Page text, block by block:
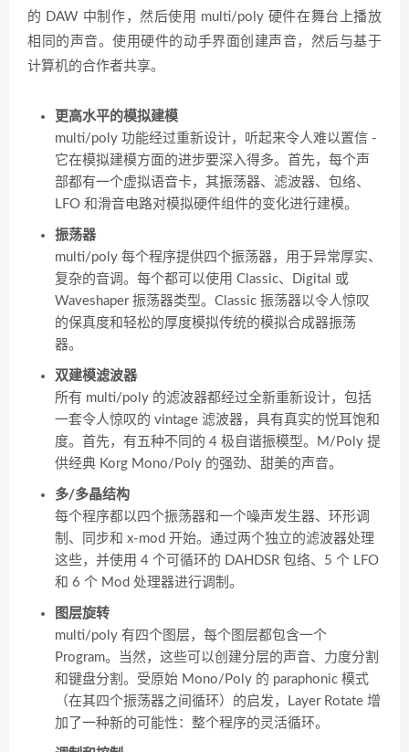
的 DAW 中制作，然后使用 multi/poly 硬件在舞台上播放
相同的声音。使用硬件的动手界面创建声音，然后与基于
计算机的合作者共享。
更高水平的模拟建模
multi/poly 功能经过重新设计，听起来令人难以置信 -
它在模拟建模方面的进步要深入得多。首先，每个声
部都有一个虚拟语音卡，其振荡器、滤波器、包络、
LFO 和滑音电路对模拟硬件组件的变化进行建模。
振荡器
multi/poly 每个程序提供四个振荡器，用于异常厚实、
复杂的音调。每个都可以使用 Classic、Digital 或
Waveshaper 振荡器类型。Classic 振荡器以令人惊叹
的保真度和轻松的厚度模拟传统的模拟合成器振荡
器。
双建模滤波器
所有 multi/poly 的滤波器都经过全新重新设计，包括
一套令人惊叹的 vintage 滤波器，具有真实的悦耳饱和
度。首先，有五种不同的 4 极自谐振模型。M/Poly 提
供经典 Korg Mono/Poly 的强劲、甜美的声音。
多/多晶结构
每个程序都以四个振荡器和一个噪声发生器、环形调
制、同步和 x-mod 开始。通过两个独立的滤波器处理
这些，并使用 4 个可循环的 DAHDSR 包络、5 个 LFO
和 6 个 Mod 处理器进行调制。
图层旋转
multi/poly 有四个图层，每个图层都包含一个
Program。当然，这些可以创建分层的声音、力度分割
和键盘分割。受原始 Mono/Poly 的 paraphonic 模式
（在其四个振荡器之间循环）的启发，Layer Rotate 增
加了一种新的可能性：整个程序的灵活循环。